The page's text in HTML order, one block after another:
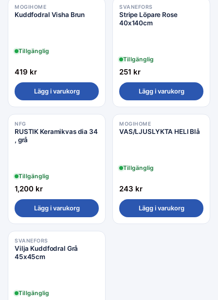
MOGIHOME
Kuddfodral Visha Brun
Tillgänglig
419 kr
Lägg i varukorg
SVANEFORS
Stripe Löpare Rose
40x140cm
Tillgänglig
251 kr
Lägg i varukorg
NFG
RUSTIK Keramikvas dia 34
, grå
Tillgänglig
1,200 kr
Lägg i varukorg
MOGIHOME
VAS/LJUSLYKTA HELI Blå
Tillgänglig
243 kr
Lägg i varukorg
SVANEFORS
Vilja Kuddfodral Grå
45x45cm
Tillgänglig